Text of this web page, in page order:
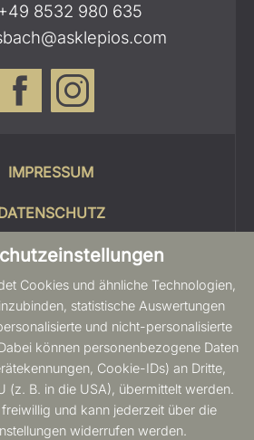
Cookies und ähnliche Technologien,
statistische Auswertungen
und nicht-personalisierte
können personenbezogene Daten
Cookie-IDs) an Dritte,
(z. B. in die USA), übermittelt werden.
und kann jederzeit über die
widerrufen werden.
8532 980 635
IMPRESSUM
COOKIES
SITEMAP